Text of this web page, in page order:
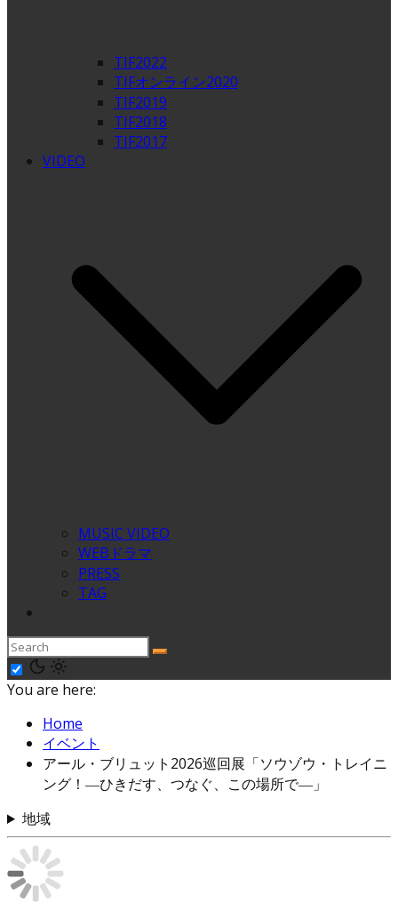
TIF2022
TIFオンライン2020
TIF2019
TIF2018
TIF2017
VIDEO
MUSIC VIDEO
WEBドラマ
PRESS
TAG
You are here:
Home
イベント
アール・ブリュット2026巡回展「ソウゾウ・トレイニ
ング！―ひきだす、つなぐ、この場所で―」
地域